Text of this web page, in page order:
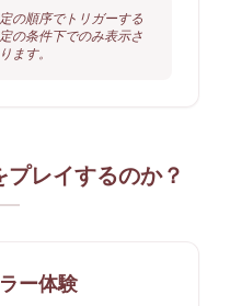
の順序でトリガーする
の条件下でのみ表示さ
ます。
レイするのか？
ー体験